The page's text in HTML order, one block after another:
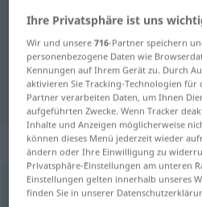
Spanisch-Deutsch
"cifra"
"cifra" Deutsch
„cifra“: femenino
cifra [ˈθifra]f
Ihre Privatsphäre ist uns
Wir und unsere716-Partner speichern
personenbezogene Daten wie
Kennungen auf Ihrem Gerät zu. Durch
aktivieren Sie Tracking-Technologien für
Partner verarbeiten Daten, um Ihnen
aufgeführten Zwecke. Wenn Tracker
Inhalte und Anzeigen möglicherweise
können dieses Menü jederzeit wieder
ändern oder Ihre Einwilligung zu
Privatsphäre-Einstellungen am unteren
Einstellungen gelten innerhalb unseres
finden Sie in unserer